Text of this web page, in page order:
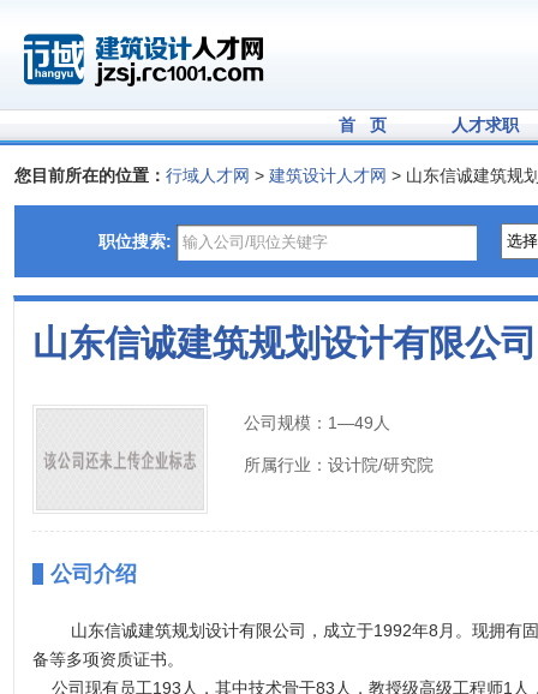
首 页 人才求职
您目前所在的位置： 行域人才网 > 建筑设计人才网 > 山东信诚建筑规
职位搜索:
山东信诚建筑规划设计有限公司
公司规模： 1—49人
所属行业： 设计院/研究院
公司介绍
山东信诚建筑规划设计有限公司，成立于1992年8月。现拥有
备等多项资质证书。
公司现有员工193人，其中技术骨干83人，教授级高级工程师1